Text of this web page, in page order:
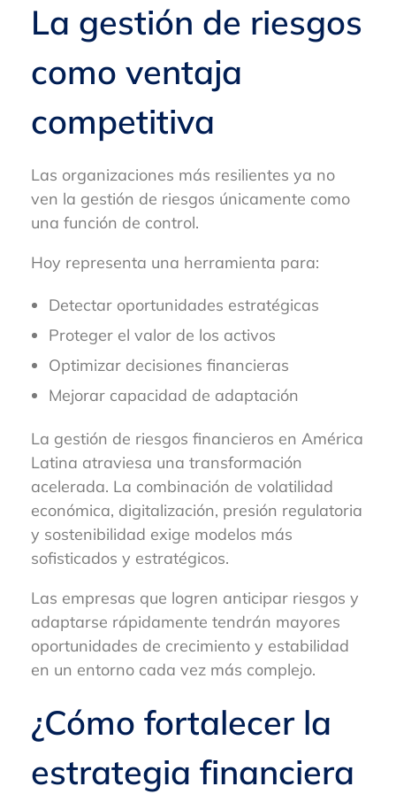
La gestión de riesgos
como ventaja
competitiva
Las organizaciones más resilientes ya no
ven la gestión de riesgos únicamente como
una función de control.
Hoy representa una herramienta para:
Detectar oportunidades estratégicas
Proteger el valor de los activos
Optimizar decisiones financieras
Mejorar capacidad de adaptación
La gestión de riesgos financieros en América
Latina atraviesa una transformación
acelerada. La combinación de volatilidad
económica, digitalización, presión regulatoria
y sostenibilidad exige modelos más
sofisticados y estratégicos.
Las empresas que logren anticipar riesgos y
adaptarse rápidamente tendrán mayores
oportunidades de crecimiento y estabilidad
en un entorno cada vez más complejo.
¿Cómo fortalecer la
estrategia financiera